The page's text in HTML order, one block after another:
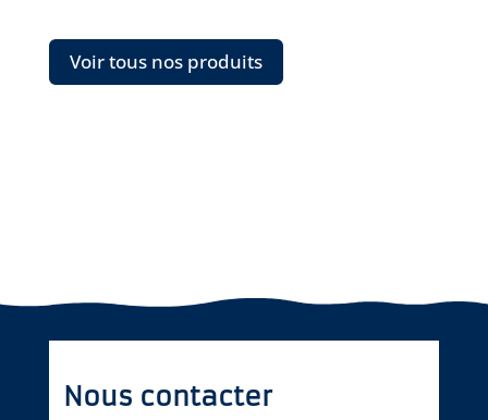
Voir tous nos produits
Nous contacter